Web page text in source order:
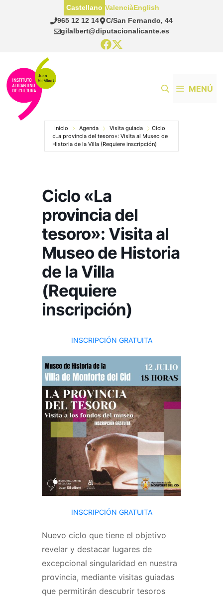
965 12 12 14
C/San Fernando, 44
gilalbert@diputacionalicante.es
Castellano ValenciàEnglish
MENÚ
Inicio Agenda Visita guiada
Ciclo
«La provincia del tesoro»: Visita al Museo de
Historia de la Villa (Requiere inscripción)
Ciclo «La
provincia del
tesoro»: Visita al
Museo de Historia
de la Villa
(Requiere
inscripción)
INSCRIPCIÓN GRATUITA
INSCRIPCIÓN GRATUITA
Nuevo ciclo que tiene el objetivo
revelar y destacar lugares de
excepcional singularidad en nuestra
provincia, mediante visitas guiadas
que permitirán descubrir tesoros